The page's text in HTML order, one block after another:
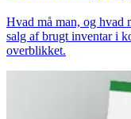
Hvad må man, og hvad
salg af brugt inventar i
overblikket.